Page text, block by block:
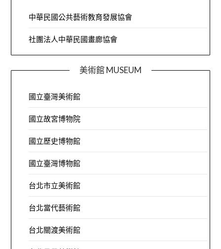
中華民國公共藝術教育發展協會
社團法人中華民國畫廊協會
美術館 MUSEUM
國立臺灣美術館
國立故宮博物院
國立歷史博物館
國立臺灣博物館
台北市立美術館
台北當代藝術館
台北關渡美術館